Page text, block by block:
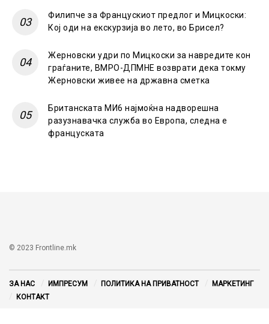
Филипче за Францускиот предлог и Мицкоски:
Кој оди на екскурзија во лето, во Брисел?
Жерновски удри по Мицкоски за навредите кон
граѓаните, ВМРО-ДПМНЕ возврати дека токму
Жерновски живее на државна сметка
Британската МИ6 најмоќна надворешна
разузнавачка служба во Европа, следна е
француската
© 2023 Frontline.mk
ЗА НАС ИМПРЕСУМ ПОЛИТИКА НА ПРИВАТНОСТ
МАРКЕТИНГ
КОНТАКТ